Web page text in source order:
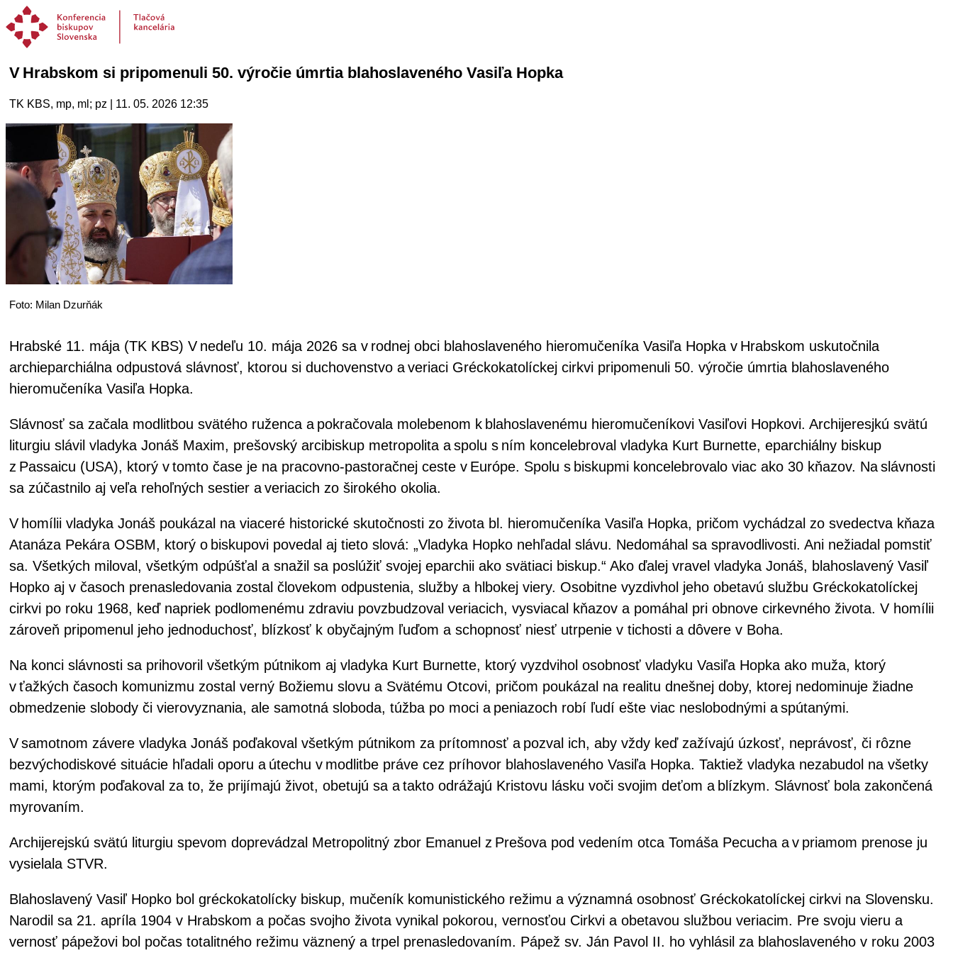
V Hrabskom si pripomenuli 50. výročie úmrtia blahoslaveného Vasiľa Hopka
TK KBS, mp, ml; pz | 11. 05. 2026 12:35
Foto: Milan Dzurňák
Hrabské 11. mája (TK KBS) V nedeľu 10. mája 2026 sa v rodnej obci blahoslaveného hieromučeníka Vasiľa Hopka v Hrabskom uskutočnila
archieparchiálna odpustová slávnosť, ktorou si duchovenstvo a veriaci Gréckokatolíckej cirkvi pripomenuli 50. výročie úmrtia blahoslaveného
hieromučeníka Vasiľa Hopka.
Slávnosť sa začala modlitbou svätého ruženca a pokračovala molebenom k blahoslavenému hieromučeníkovi Vasiľovi Hopkovi. Archijeresjkú svätú
liturgiu slávil vladyka Jonáš Maxim, prešovský arcibiskup metropolita a spolu s ním koncelebroval vladyka Kurt Burnette, eparchiálny biskup
z Passaicu (USA), ktorý v tomto čase je na pracovno-pastoračnej ceste v Európe. Spolu s biskupmi koncelebrovalo viac ako 30 kňazov. Na slávnosti
sa zúčastnilo aj veľa rehoľných sestier a veriacich zo širokého okolia.
V homílii vladyka Jonáš poukázal na viaceré historické skutočnosti zo života bl. hieromučeníka Vasiľa Hopka, pričom vychádzal zo svedectva kňaza
Atanáza Pekára OSBM, ktorý o biskupovi povedal aj tieto slová: „Vladyka Hopko nehľadal slávu. Nedomáhal sa spravodlivosti. Ani nežiadal pomstiť
sa. Všetkých miloval, všetkým odpúšťal a snažil sa poslúžiť svojej eparchii ako svätiaci biskup.“ Ako ďalej vravel vladyka Jonáš, blahoslavený Vasiľ
Hopko aj v časoch prenasledovania zostal človekom odpustenia, služby a hlbokej viery. Osobitne vyzdivhol jeho obetavú službu Gréckokatolíckej
cirkvi po roku 1968, keď napriek podlomenému zdraviu povzbudzoval veriacich, vysviacal kňazov a pomáhal pri obnove cirkevného života. V homílii
zároveň pripomenul jeho jednoduchosť, blízkosť k obyčajným ľuďom a schopnosť niesť utrpenie v tichosti a dôvere v Boha.
Na konci slávnosti sa prihovoril všetkým pútnikom aj vladyka Kurt Burnette, ktorý vyzdvihol osobnosť vladyku Vasiľa Hopka ako muža, ktorý
v ťažkých časoch komunizmu zostal verný Božiemu slovu a Svätému Otcovi, pričom poukázal na realitu dnešnej doby, ktorej nedominuje žiadne
obmedzenie slobody či vierovyznania, ale samotná sloboda, túžba po moci a peniazoch robí ľudí ešte viac neslobodnými a spútanými.
V samotnom závere vladyka Jonáš poďakoval všetkým pútnikom za prítomnosť a pozval ich, aby vždy keď zažívajú úzkosť, neprávosť, či rôzne
bezvýchodiskové situácie hľadali oporu a útechu v modlitbe práve cez príhovor blahoslaveného Vasiľa Hopka. Taktiež vladyka nezabudol na všetky
mami, ktorým poďakoval za to, že prijímajú život, obetujú sa a takto odrážajú Kristovu lásku voči svojim deťom a blízkym. Slávnosť bola zakončená
myrovaním.
Archijerejskú svätú liturgiu spevom doprevádzal Metropolitný zbor Emanuel z Prešova pod vedením otca Tomáša Pecucha a v priamom prenose ju
vysielala STVR.
Blahoslavený Vasiľ Hopko bol gréckokatolícky biskup, mučeník komunistického režimu a významná osobnosť Gréckokatolíckej cirkvi na Slovensku.
Narodil sa 21. apríla 1904 v Hrabskom a počas svojho života vynikal pokorou, vernosťou Cirkvi a obetavou službou veriacim. Pre svoju vieru a
vernosť pápežovi bol počas totalitného režimu väznený a trpel prenasledovaním. Pápež sv. Ján Pavol II. ho vyhlásil za blahoslaveného v roku 2003